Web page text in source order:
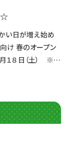
り、少人数制の
めたばかりの方
分かります(/・
土）１３：３０～
☆
い日が増え始め
け 春のオープン
１８日（土） ※定
布！！ ☑就職実績
開！！ ☑初めて
も安心♪ 体験授